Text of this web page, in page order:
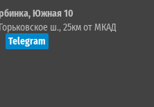
Южная 10
ш., 25км от МКАД
Telegram